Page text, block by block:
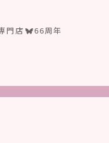
門店 66周年